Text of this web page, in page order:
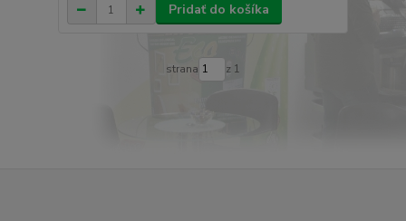
Pridať do košíka
strana z 1